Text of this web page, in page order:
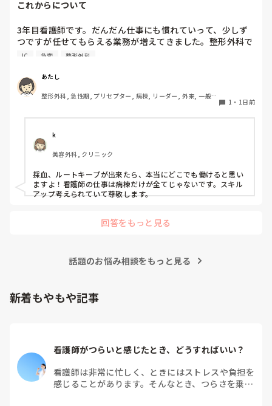
だけが原因というより、心筋虚血や電解質異常など、背景に別
の原因があった可能性も考えられると思います。
VFになった後についても、AEDはVFやパルスレスVTに対して
いだったわけではないと思います。
文面を見る限り、AFに気づいて先生へ報告し、一度落ち着いた
後も観察を続け、また変化があった時には先生へ連絡されてい
振り返るのであれば、一人で「自分の判断が遅かった」と考え
るより、その時の血圧や症状、波形、採血などを先生やスタッ
フと一緒に確認してみると、何が起きていたのか少し整理でき
るかもしれません。
急変の後はどうしても「あの時こうしていたら」と考えてしま
うと思います。一人で抱え込まず、周りの方ともお話ししてく
これからについて
3年目看護師です。だんだん仕事にも慣れていって、少しず
つですが任せてもらえる業務が増えてきました。整形外科で
働いていますが、たしかに高齢者が多い病棟ですがほぼ急変
にはつながらないんじゃないか、って思ってしまいます。で
も、循環器やICU、救命に移動する勇気もありません、、
IC 急変 整形外科
あたし
整形外科, 急性期, プリセプター, 病棟, リーダー, 外来, 一般病
1 ・ 1日前
k
美容外科, クリニック
採血、ルートキープが出来たら、本当にどこでも働けると思い
ますよ！看護師の仕事は病棟だけが全てじゃないです。スキル
アップ考えられていて尊敬します。
回答をもっと見る
話題のお悩み相談をもっと見る
新着もやもや記事
看護師がつらいと感じたとき、どうすればいい？
看護師は非常に忙しく、ときにはストレスや負担を
感じることがあります。そんなとき、つらさを乗り